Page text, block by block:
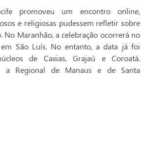
promoveu um encontro online,
e religiosas pudessem refletir sobre
No Maranhão, a celebração ocorrerá no
São Luís. No entanto, a data já foi
de Caxias, Grajaú e Coroatá.
a Regional de Manaus e de Santa